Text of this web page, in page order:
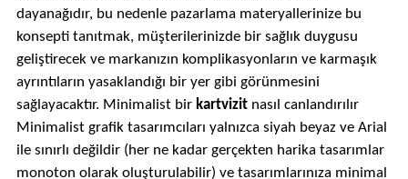
dayanağıdır, bu nedenle pazarlama materyallerinize bu
konsepti tanıtmak, müşterilerinizde bir sağlık duygusu
geliştirecek ve markanızın komplikasyonların ve karmaşık
ayrıntıların yasaklandığı bir yer gibi görünmesini
sağlayacaktır. Minimalist bir kartvizitnasıl canlandırılır
Minimalist grafik tasarımcıları yalnızca siyah beyaz ve Arial
ile sınırlı değildir (her ne kadar gerçekten harika tasarımlar
monoton olarak oluşturulabilir) ve tasarımlarınıza minimal